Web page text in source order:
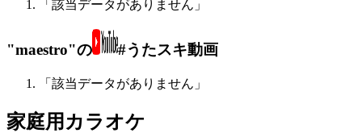
「該当データがありません」
"maestro"の #うたスキ動画
「該当データがありません」
家庭用カラオケ